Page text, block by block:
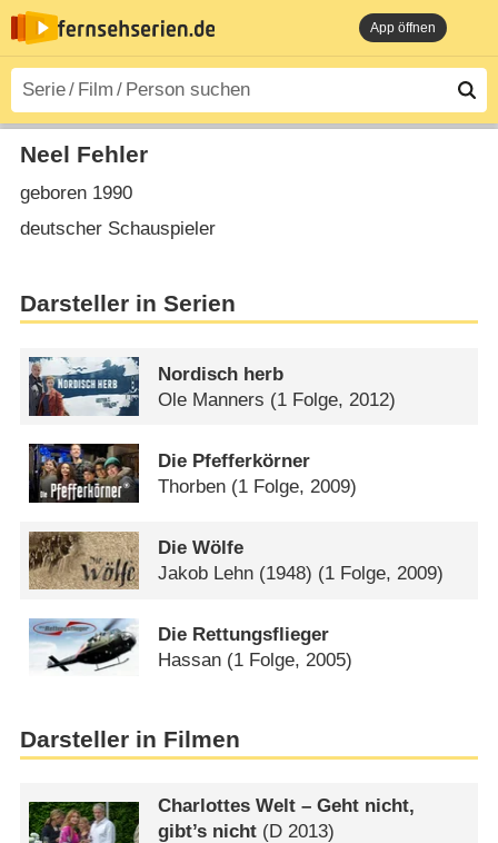
App öffnen
Neel Fehler
geboren 1990
deutscher Schauspieler
Darsteller in Serien
Nordisch herb
Ole Manners (1 Folge, 2012)
Die Pfefferkörner
Thorben (1 Folge, 2009)
Die Wölfe
Jakob Lehn (1948) (1 Folge, 2009)
Die Rettungsflieger
Hassan (1 Folge, 2005)
Darsteller in Filmen
Charlottes Welt – Geht nicht,
gibt’s nicht (D 2013)